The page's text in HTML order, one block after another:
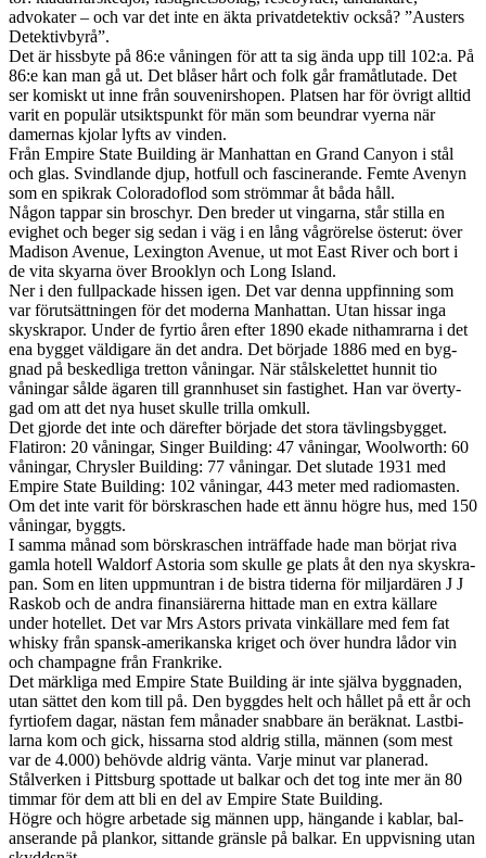
advokater – och var det inte en äkta pri­vat­de­tek­tiv också? ”Austers
Detek­tivbyrå”.
Det är hiss­byte på 86:e vånin­gen för att ta sig ända upp till 102:a. På
86:e kan man gå ut. Det blåser hårt och folk går framåt­lu­tade. Det
ser komiskt ut inne från sou­venir­shopen. Plat­sen har för övrigt alltid
varit en pop­ulär utsik­t­spunkt för män som beun­drar vyerna när
damer­nas kjo­lar lyfts av vin­den.
Från Empire State Build­ing är Man­hat­tan en Grand Canyon i stål
och glas. Svin­d­lande djup, hot­full och fascinerande. Femte Avenyn
som en spikrak Col­orad­oflod som ström­mar åt båda håll.
Någon tap­par sin broschyr. Den breder ut vin­garna, står stilla en
evighet och beger sig sedan i väg i en lång vågrörelse österut: över
Madi­son Avenue, Lex­ing­ton Avenue, ut mot East River och bort i
de vita skyarna över Brook­lyn och Long Island.
Ner i den full­pack­ade hissen igen. Det var denna uppfinning som
var förut­sät­tnin­gen för det mod­erna Man­hat­tan. Utan hissar inga
skyskra­por. Under de fyr­tio åren efter 1890 ekade nitham­rarna i det
ena bygget väldigare än det andra. Det bör­jade 1886 med en byg­
gnad på beskedliga tret­ton våningar. När stålskelet­tet hun­nit tio
våningar sålde ägaren till grannhuset sin fastighet. Han var över­ty­
gad om att det nya huset skulle trilla omkull.
Det gjorde det inte och därefter bör­jade det stora tävlings­bygget.
Flat­iron: 20 våningar, Singer Build­ing: 47 våningar, Wool­worth: 60
våningar, Chrysler Build­ing: 77 våningar. Det slu­tade 1931 med
Empire State Build­ing: 102 våningar, 443 meter med radiomas­ten.
Om det inte varit för börskraschen hade ett ännu högre hus, med 150
våningar, byg­gts.
I samma månad som börskraschen inträf­fade hade man bör­jat riva
gamla hotell Wal­dorf Asto­ria som skulle ge plats åt den nya skyskra­
pan. Som en liten upp­muntran i de bis­tra tiderna för mil­jardären J J
Raskob och de andra finan­siär­erna hit­tade man en extra käl­lare
under hotel­let. Det var Mrs Astors pri­vata vinkäl­lare med fem fat
whisky från spansk-amerikanska kriget och över hun­dra lådor vin
och cham­pagne från Frankrike.
Det märk­liga med Empire State Build­ing är inte själva byg­gnaden,
utan sät­tet den kom till på. Den byg­gdes helt och hål­let på ett år och
fyr­tiofem dagar, näs­tan fem månader snab­bare än beräk­nat. Last­bi­
larna kom och gick, hissarna stod aldrig stilla, män­nen (som mest
var de 4.000) behövde aldrig vänta. Varje minut var plan­erad.
Stålverken i Pitts­burg spot­tade ut balkar och det tog inte mer än 80
tim­mar för dem att bli en del av Empire State Build­ing.
Högre och högre arbe­tade sig män­nen upp, hän­gande i kablar, bal­
anserande på plankor, sit­tande gränsle på balkar. En uppvis­ning utan